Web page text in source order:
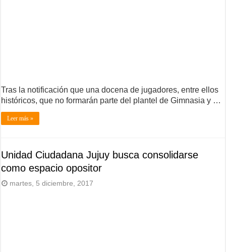
Tras la notificación que una docena de jugadores, entre ellos
históricos, que no formarán parte del plantel de Gimnasia y …
Leer más »
Unidad Ciudadana Jujuy busca consolidarse
como espacio opositor
martes, 5 diciembre, 2017